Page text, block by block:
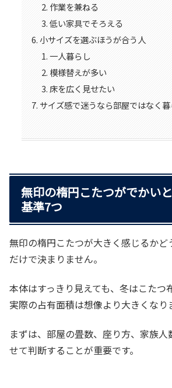
作業を兼ねる
低い家具でそろえる
小サイズを選ぶほうが合う人
一人暮らし
模様替えが多い
床を広く見せたい
サイズ感で迷うなら部屋ではなく
無印の楕円こたつがでかい
基準7つ
無印の楕円こたつが大きく感じるかど
だけで決まりません。
本体はすっきり見えても、冬はこたつ
実際の占有面積は想像より大きくなり
まずは、部屋の畳数、座り方、家族
せて判断することが重要です。